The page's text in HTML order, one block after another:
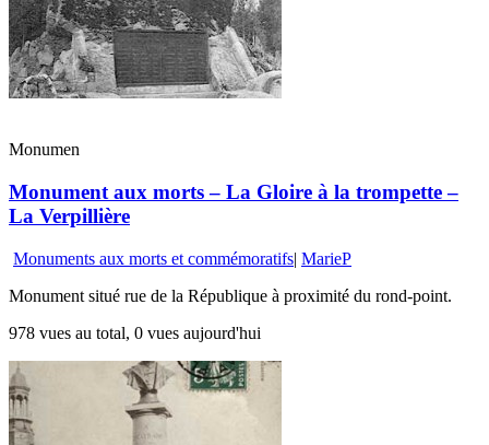
Monumen
Monument aux morts – La Gloire à la trompette –
La Verpillière
Monuments aux morts et commémoratifs| MarieP
Monument situé rue de la République à proximité du rond-point.
978 vues au total, 0 vues aujourd'hui